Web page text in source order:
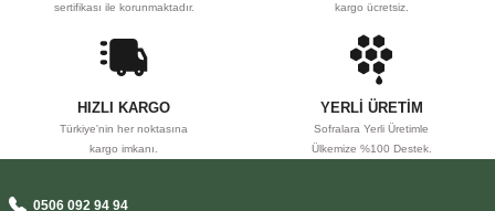
sertifikası ile korunmaktadır.
kargo ücretsiz.
HIZLI KARGO
Türkiye'nin her noktasına
kargo imkanı.
YERLİ ÜRETİM
Sofralara Yerli Üretimle
Ülkemize %100 Destek.
0506 092 94 94